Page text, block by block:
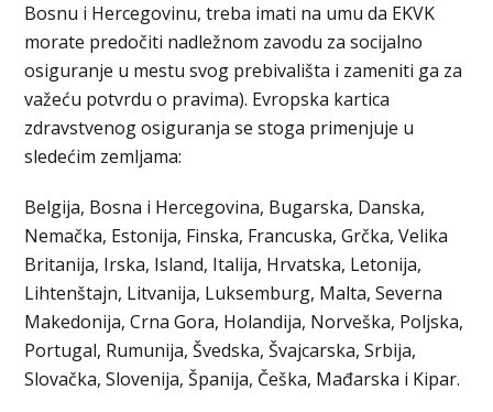
Bosnu i Hercegovinu, treba imati na umu da EKVK
morate predočiti nadležnom zavodu za socijalno
osiguranje u mestu svog prebivališta i zameniti ga za
važeću potvrdu o pravima). Evropska kartica
zdravstvenog osiguranja se stoga primenjuje u
sledećim zemljama:
Belgija, Bosna i Hercegovina, Bugarska, Danska,
Nemačka, Estonija, Finska, Francuska, Grčka, Velika
Britanija, Irska, Island, Italija, Hrvatska, Letonija,
Lihtenštajn, Litvanija, Luksemburg, Malta, Severna
Makedonija, Crna Gora, Holandija, Norveška, Poljska,
Portugal, Rumunija, Švedska, Švajcarska, Srbija,
Slovačka, Slovenija, Španija, Češka, Mađarska i Kipar.